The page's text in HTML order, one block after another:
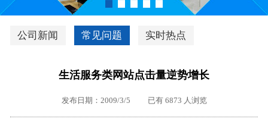
联系我们
深优通系统V3.0
深一集团优势
外地客户专栏
公司新闻 常见问题 实时热点
生活服务类网站点击量逆势增长
发布日期：2009/3/5 已有 6873 人浏览